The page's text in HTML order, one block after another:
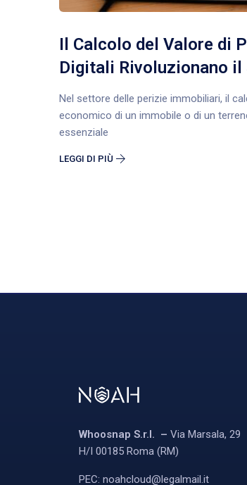
Il Calcolo del Valore di
Digitali Rivoluzionano il
Nel settore delle perizie immobiliari, il
economico di un immobile o di un
essenziale
LEGGI DI PIÙ
Whoosnap S.r.l. – Via Marsala, 29
H/I 00185 Roma (RM)
PEC: noahcloud@legalmail.it